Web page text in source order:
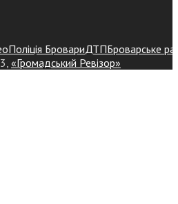
БровариДТПБроварське
«Громадський Ревізор»